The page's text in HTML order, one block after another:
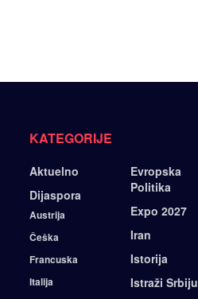
KATEGORIJE
Aktuelno
Dijaspora
Austrija
Češka
Francuska
Italija
Evropska
Politika
Expo 2027
Iran
Istorija
Istraži Srbiju